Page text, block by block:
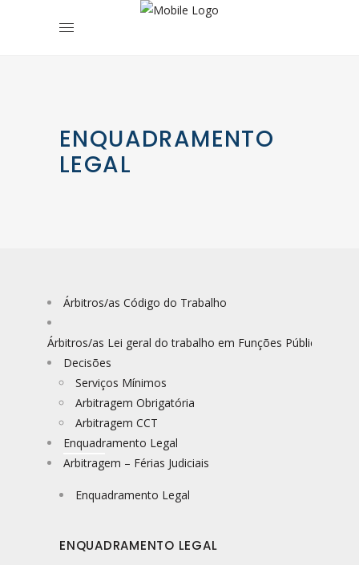
ENQUADRAMENTO
LEGAL
Árbitros/as Código do Trabalho
Árbitros/as Lei geral do trabalho em Funções Públicas
Decisões
Serviços Mínimos
Arbitragem Obrigatória
Arbitragem CCT
Enquadramento Legal
Arbitragem – Férias Judiciais
Enquadramento Legal
ENQUADRAMENTO LEGAL